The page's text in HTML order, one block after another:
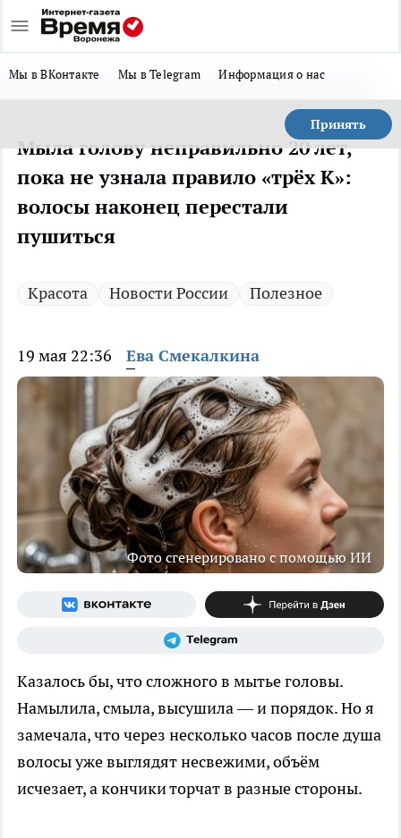
Мы в ВКонтакте Мы в Telegram Информация о нас
Принять
Мыла голову неправильно 20 лет,
пока не узнала правило «трёх К»:
волосы наконец перестали
пушиться
Красота Новости России Полезное
19 мая 22:36 Ева Смекалкина
Фото сгенерировано с помощью ИИ
Казалось бы, что сложного в мытье головы.
Намылила, смыла, высушила — и порядок. Но я
замечала, что через несколько часов после душа
волосы уже выглядят несвежими, объём
исчезает, а кончики торчат в разные стороны.